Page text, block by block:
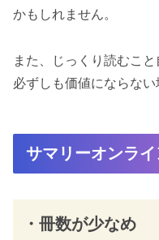
かもしれません。
また、じっくり読むこ
必ずしも価値にならない
サマリーオンラ
・冊数が少なめ